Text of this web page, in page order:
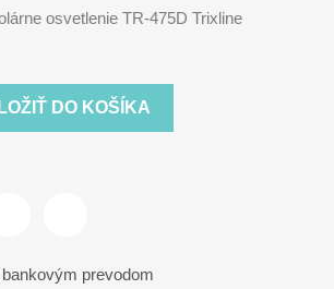
osvetlenie TR-475D Trixline
DO KOŠÍKA
prevodom